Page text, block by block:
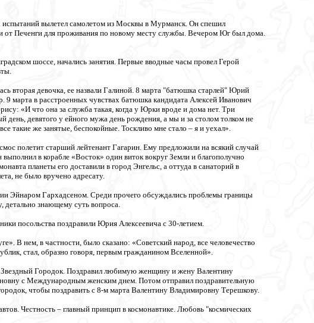
вылетел самолетом из Москвы в Мурманск. Он спешил
от Печенги для проживания по новому месту службы. Вечером Юг был дома.
шоссе, начались занятия. Первые вводные часы провел Герой
вторая девочка, ее назвали Галиной. 8 марта "батюшка старлей" Юрий
9 марта в расстроенных чувствах батюшка кандидата Алексей Иванович
«И что она за служба такая, когда у Юрки вроде и дома нет. Три
девятого у ейного мужа день рождения, а мы и за столом толком не
такие же занятые, беспокойные. Тоскливо мне стало – я и уехал».
полетит старший лейтенант Гагарин. Ему предложили на всякий случай
в корабле «Восток» один виток вокруг Земли и благополучно
планеты его доставили в город Энгельс, а оттуда в санаторий в
не было вручено адресату.
Эйнаром Гархадсеном. Среди прочего обсуждались проблемы границы
детально знающему суть вопроса.
посольства поздравили Юрия Алексеевича с 30-летием.
В нем, в частности, было сказано: «Советский народ, все человечество
стал, образно говоря, первым гражданином Вселенной».
Городок. Поздравил любимую женщину и жену Валентину
с Международным женским днем. Потом отправил поздравительную
чтобы поздравить с 8-м марта Валентину Владимировну Терешкову.
Честность – главный принцип в космонавтике. Любовь "космических